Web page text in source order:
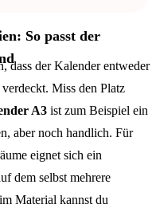
So passt der
dass der Kalender entweder
Miss den Platz
A3 ist zum Beispiel ein
aber noch handlich. Für
eignet sich ein
dem selbst mehrere
Material kannst du